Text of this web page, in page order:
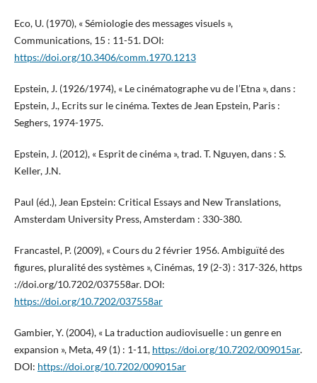
Eco, U. (1970), « Sémiologie des messages visuels »,
Communications, 15 : 11-51. DOI:
https://doi.org/10.3406/comm.1970.1213
Epstein, J. (1926/1974), « Le cinématographe vu de l’Etna », dans :
Epstein, J., Ecrits sur le cinéma. Textes de Jean Epstein, Paris :
Seghers, 1974-1975.
Epstein, J. (2012), « Esprit de cinéma », trad. T. Nguyen, dans : S.
Keller, J.N.
Paul (éd.), Jean Epstein: Critical Essays and New Translations,
Amsterdam University Press, Amsterdam : 330-380.
Francastel, P. (2009), « Cours du 2 février 1956. Ambiguïté des
figures, pluralité des systèmes », Cinémas, 19 (2-3) : 317-326, https
://doi.org/10.7202/037558ar. DOI:
https://doi.org/10.7202/037558ar
Gambier, Y. (2004), « La traduction audiovisuelle : un genre en
expansion », Meta, 49 (1) : 1-11, https://doi.org/10.7202/009015ar.
DOI: https://doi.org/10.7202/009015ar